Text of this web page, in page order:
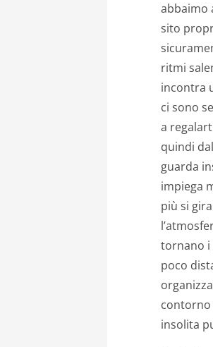
abbaimo
sito
ritmi
incontra
ci sono
a
quindi
guarda
impiega
più si
tornano i
poco
contorno
insolita